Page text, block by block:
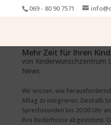
069 - 80 90 7571
Mehr Zeit für Ihren
von Kinderwunschzentrum
News
Wir wissen, wie
Alltag zu integrieren. Deshalb
Sprechstunden bis 20:00 Uhr
Ihre Bedürfnisse abgestimmt.